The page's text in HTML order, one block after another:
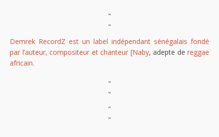
"
"
Demrek RecordZ est un label indépendant sénégalais fondé
par l’auteur, compositeur et chanteur [Naby, adepte de reggae
africain.
"
"
"
"